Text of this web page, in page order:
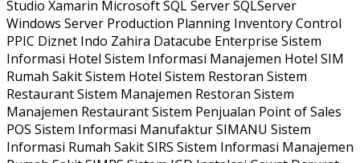
Studio Xamarin Microsoft SQL Server SQLServer
Windows Server Production Planning Inventory Control
PPIC Diznet Indo Zahira Datacube Enterprise Sistem
Informasi Hotel Sistem Informasi Manajemen Hotel SIM
Rumah Sakit Sistem Hotel Sistem Restoran Sistem
Restaurant Sistem Manajemen Restoran Sistem
Manajemen Restaurant Sistem Penjualan Point of Sales
POS Sistem Informasi Manufaktur SIMANU Sistem
Informasi Rumah Sakit SIRS Sistem Informasi Manajemen